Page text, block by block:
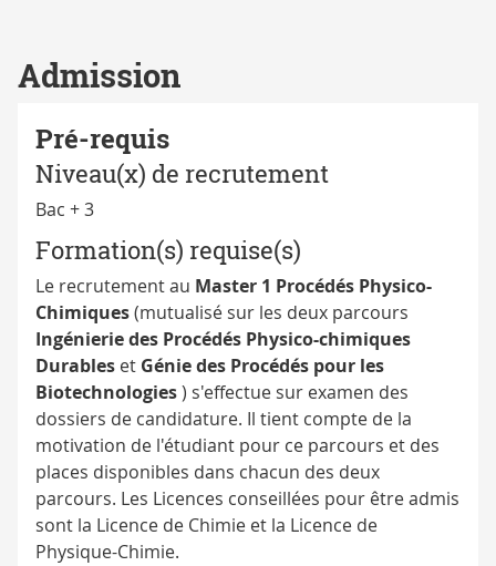
Admission
Pré-requis
Niveau(x) de recrutement
Bac + 3
Formation(s) requise(s)
Le recrutement au Master 1 Procédés Physico-
Chimiques(mutualisé sur les deux parcours
Ingénierie des Procédés Physico-chimiques
Durables et Génie des Procédés pour les
Biotechnologies) s'effectue sur examen des
dossiers de candidature. Il tient compte de la
motivation de l'étudiant pour ce parcours et des
places disponibles dans chacun des deux
parcours. Les Licences conseillées pour être admis
sont la Licence de Chimie et la Licence de
Physique-Chimie.